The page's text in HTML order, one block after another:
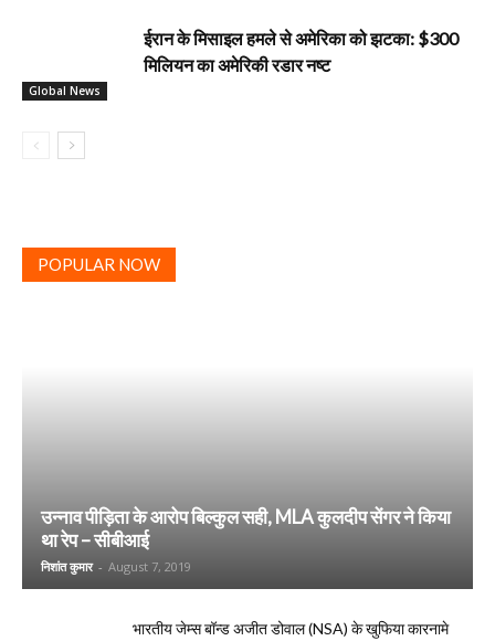
Global News
ईरान के मिसाइल हमले से अमेरिका को झटका: $300
मिलियन का अमेरिकी रडार नष्ट
POPULAR NOW
उन्नाव पीड़िता के आरोप बिल्कुल सही, MLA कुलदीप सेंगर ने किया
था रेप – सीबीआई
निशांत कुमार - August 7, 2019
भारतीय जेम्स बॉन्ड अजीत डोवाल (NSA) के खुफिया कारनामे